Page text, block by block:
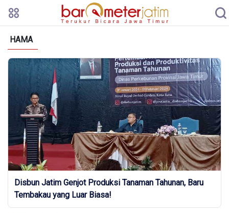
HAMA
Disbun Jatim Genjot Produksi Tanaman Tahunan, Baru
Tembakau yang Luar Biasa!